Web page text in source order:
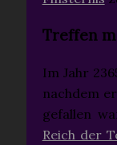
Treffen
Im Jahr
nachdem
gefallen
Reich der